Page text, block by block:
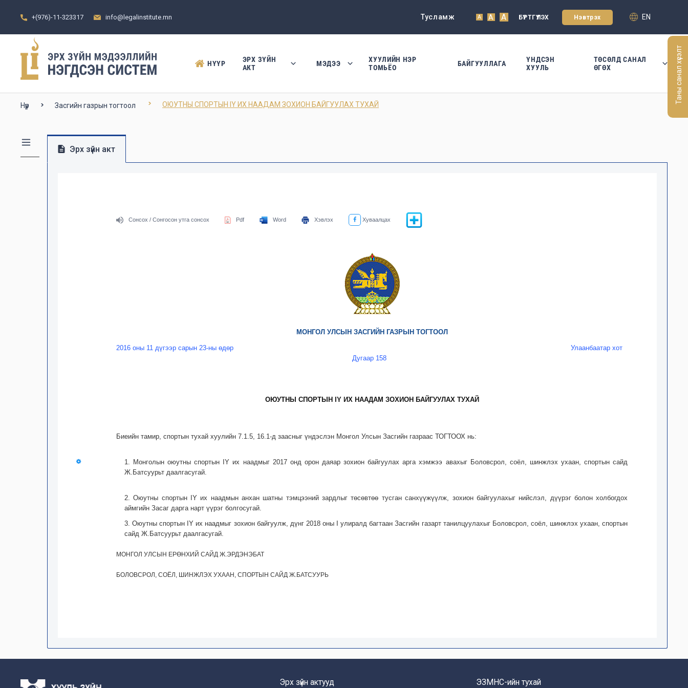
+(976)-11-323317 info@legalinstitute.mn Тусламж A A A БҮРТГҮҮЛЭХ Нэвтрэх EN
НҮҮР
ЭРХ ЗҮЙН
АКТ
МЭДЭЭ
ХУУЛИЙН НЭР
ТОМЬЁО
БАЙГУУЛЛАГА
ҮНДСЭН
ХУУЛЬ
ТӨСӨЛД САНАЛ
ӨГӨХ
Нүүр Засгийн газрын тогтоол ОЮУТНЫ СПОРТЫН IY ИХ НААДАМ ЗОХИОН БАЙГУУЛАХ ТУХАЙ
Эрх зүйн акт
Сонсох / Сонгосон утга сонсох Pdf Word Хэвлэх Хуваалцах
МОНГОЛ УЛСЫН ЗАСГИЙН ГАЗРЫН ТОГТООЛ
2016 оны 11 дүгээр сарын 23-ны өдөр
Дугаар 158
Улаанбаатар хот
ОЮУТНЫ СПОРТЫН IY ИХ НААДАМ ЗОХИОН БАЙГУУЛАХ ТУХАЙ
Биеийн тамир, спортын тухай хуулийн 7.1.5, 16.1-д заасныг үндэслэн Монгол Улсын Засгийн газраас ТОГТООХ нь:
1. Монголын оюутны спортын IY их наадмыг 2017 онд орон даяар зохион байгуулах арга хэмжээ авахыг Боловсрол, соёл, шинжлэх ухаан, спортын сайд
Ж.Батсуурьт даалгасугай.
2. Оюутны спортын IY их наадмын анхан шатны тэмцээний зардлыг төсөвтөө тусган санхүүжүүлж, зохион байгуулахыг нийслэл, дүүрэг болон холбогдох
аймгийн Засаг дарга нарт үүрэг болгосугай.
3. Оюутны спортын IY их наадмыг зохион байгуулж, дүнг 2018 оны I улиралд багтаан Засгийн газарт танилцуулахыг Боловсрол, соёл, шинжлэх ухаан, спортын
сайд Ж.Батсуурьт даалгасугай.
МОНГОЛ УЛСЫН ЕРӨНХИЙ САЙД Ж.ЭРДЭНЭБАТ
БОЛОВСРОЛ, СОЁЛ, ШИНЖЛЭХ УХААН, СПОРТЫН САЙД Ж.БАТСУУРЬ
Эрх зүйн актууд ЭЗМНС-ийн тухай
Таны санал хүсэлт